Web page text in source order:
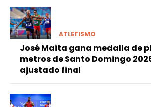
ATLETISMO
José Maita gana medalla de
metros de Santo Domingo
ajustado final